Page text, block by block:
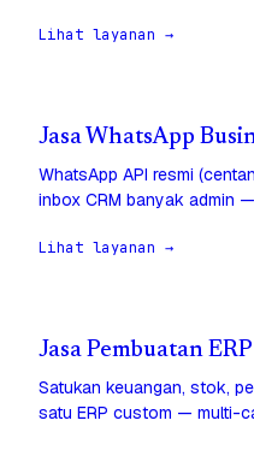
Lihat layanan →
Jasa WhatsApp
WhatsApp API resmi
inbox CRM banyak admin
Lihat layanan →
Jasa Pembuatan
Satukan keuangan, stok,
satu ERP custom — multi-